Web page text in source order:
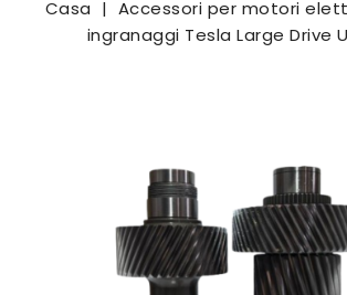
Casa Accessori per motori
ingranaggi Tesla Large Drive